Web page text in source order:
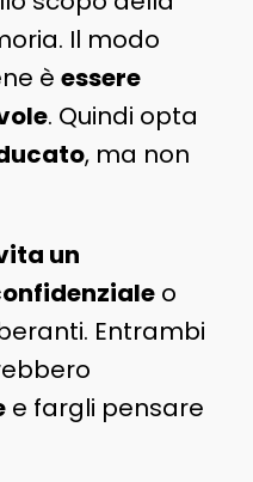
Il modo
è essere
. Quindi opta
, ma non
un
o
Entrambi
e fargli pensare